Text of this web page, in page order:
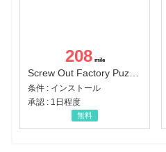
208
Screw Out Factory Puzzle 3D（経験値バーのマイルストーンを5にする（ユーザーレベル5に到達する））（Android）
条件 : インストール
承認 : 1日程度
無料